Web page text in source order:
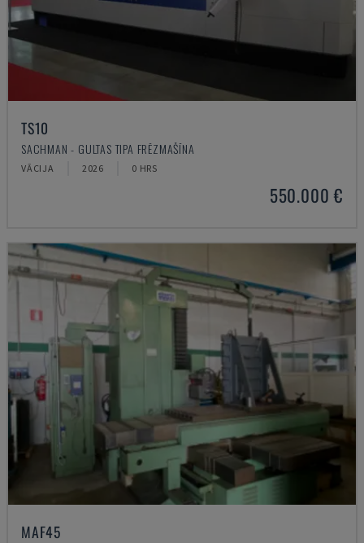
TS10
SACHMAN - GULTAS TIPA FRĒZMAŠĪNA
VĀCIJA 2026 0 HRS
550.000 €
MAF45